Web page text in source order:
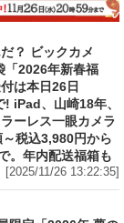
？ ビックカメ
「2026年新春福
は本日26日
iPad、山崎18年、
ーレス一眼カメラ
税込3,980円から
。年内配送福箱も
[2025/11/26 13:22:35]